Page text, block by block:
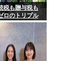
税も贈与税も
ロのトリプル
を海外から集